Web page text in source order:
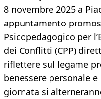
8 novembre 2025 a
appuntamento
Psicopedagogico per
dei Conflitti (CPP)
riflettere sul legame
benessere personale
giornata si